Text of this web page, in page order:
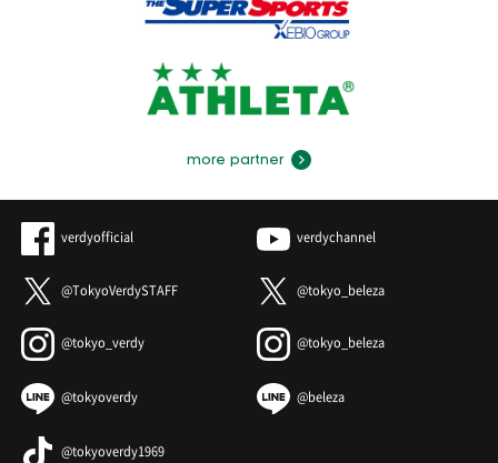
more partner
verdyofficial verdychannel
@TokyoVerdySTAFF @tokyo_beleza
@tokyo_verdy @tokyo_beleza
@tokyoverdy @beleza
@tokyoverdy1969